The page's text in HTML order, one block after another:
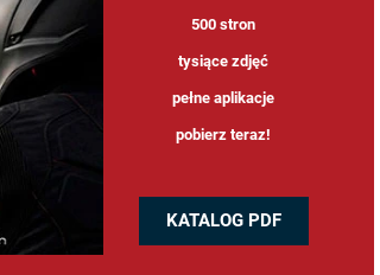
500 stron
tysiące zdjęć
pełne aplikacje
pobierz teraz!
KATALOG PDF